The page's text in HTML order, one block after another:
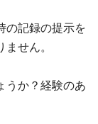
の記録の提示を
せん。
うか？経験のあ